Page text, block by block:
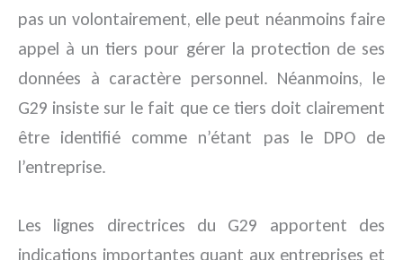
pas un volontairement, elle peut néanmoins faire
appel à un tiers pour gérer la protection de ses
données à caractère personnel. Néanmoins, le
G29 insiste sur le fait que ce tiers doit clairement
être identifié comme n’étant pas le DPO de
l’entreprise.
Les lignes directrices du G29 apportent des
indications importantes quant aux entreprises et